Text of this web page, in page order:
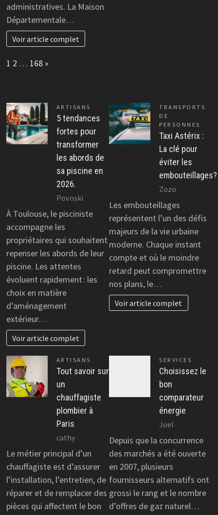
administratives. La Maison
Départementale…
Voir article complet
Page:
1 2 … 168 Next
»
ARTISANS
5 tendances
fortes pour
transformer
les abords de
sa piscine en
2026.
Povoski
À Toulouse, le pisciniste
accompagne les
propriétaires qui souhaitent
repenser les abords de leur
piscine. Les attentes
évoluent rapidement : les
choix en matière
d’aménagement
extérieur…
Voir article complet
TRANSPORTS
DE
PERSONNES
Taxi Astérix :
La clé pour
éviter les
embouteillages?
Zozo
Les embouteillages
représentent l’un des défis
majeurs de la vie urbaine
moderne. Chaque instant
compte et où le moindre
retard peut compromettre
nos plans, le…
Voir article complet
ARTISANS
Tout savoir sur
un
chauffagiste
plombier à
Paris
cathy
Le métier principal d’un
chauffagiste est d’assurer
l’installation, l’entretien, de
réparer et de remplacer des
pièces qui affectent le bon
SERVICES
Choisissez le
bon
comparateur
énergie
Joel
Depuis que la concurrence
des marchés a été ouverte
en 2007, plusieurs
fournisseurs alternatifs ont
grossi le rang et le nombre
d’offres de gaz naturel…